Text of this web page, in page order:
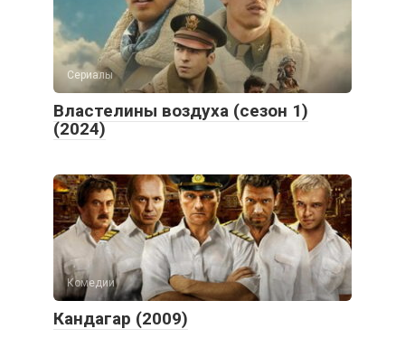
Сериалы
Властелины воздуха (сезон 1)
(2024)
Комедии
Кандагар (2009)